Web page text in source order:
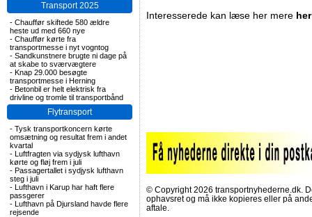
Transport 2025
- Chauffør skiftede 580 ældre
heste ud med 660 nye
- Chauffør kørte fra
transportmesse i nyt vogntog
- Sandkunstnere brugte ni dage på
at skabe to sværvægtere
- Knap 29.000 besøgte
transportmesse i Herning
- Betonbil er helt elektrisk fra
drivline og tromle til transportbånd
Flytransport
- Tysk transportkoncern kørte
omsætning og resultat frem i andet
kvartal
- Luftfragten via sydjysk lufthavn
kørte og fløj frem i juli
- Passagertallet i sydjysk lufthavn
steg i juli
- Lufthavn i Karup har haft flere
passgerer
- Lufthavn på Djursland havde flere
rejsende
Interesserede kan læse her mere
© Copyright 2026 transportnyhederne.dk.
ophavsret og må ikke kopieres eller på
aftale.